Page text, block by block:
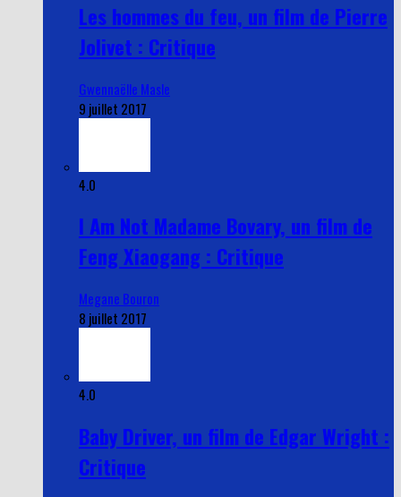
Les hommes du feu, un film de Pierre
Jolivet : Critique
Gwennaëlle Masle
9 juillet 2017
4.0
I Am Not Madame Bovary, un film de
Feng Xiaogang : Critique
Megane Bouron
8 juillet 2017
4.0
Baby Driver, un film de Edgar Wright :
Critique